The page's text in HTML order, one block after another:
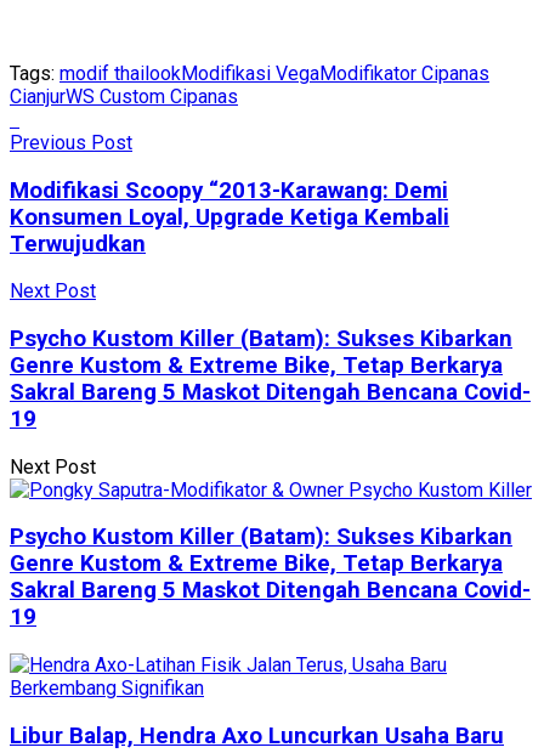
Tags: modif thailookModifikasi VegaModifikator Cipanas
CianjurWS Custom Cipanas
Previous Post
Modifikasi Scoopy “2013-Karawang: Demi
Konsumen Loyal, Upgrade Ketiga Kembali
Terwujudkan
Next Post
Psycho Kustom Killer (Batam): Sukses Kibarkan
Genre Kustom & Extreme Bike, Tetap Berkarya
Sakral Bareng 5 Maskot Ditengah Bencana Covid-
19
Next Post
Psycho Kustom Killer (Batam): Sukses Kibarkan
Genre Kustom & Extreme Bike, Tetap Berkarya
Sakral Bareng 5 Maskot Ditengah Bencana Covid-
19
Libur Balap, Hendra Axo Luncurkan Usaha Baru